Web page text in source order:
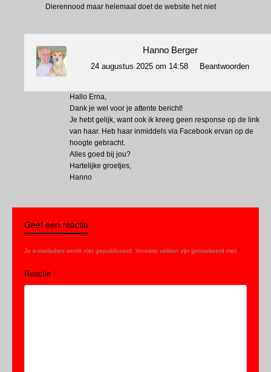
Dierennood maar helemaal doet de website het niet
Hanno Berger
24 augustus 2025 om 14:58 Beantwoorden
Hallo Erna,
Dank je wel voor je attente bericht!
Je hebt gelijk, want ook ik kreeg geen response op de link
van haar. Heb haar inmiddels via Facebook ervan op de
hoogte gebracht.
Alles goed bij jou?
Hartelijke groetjes,
Hanno
Geef een reactie
Je e-mailadres wordt niet gepubliceerd. Vereiste velden zijn gemarkeerd met *
Reactie *